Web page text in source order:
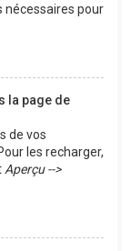
nécessaires pour
la page de
de vos
les recharger,
Aperçu -->